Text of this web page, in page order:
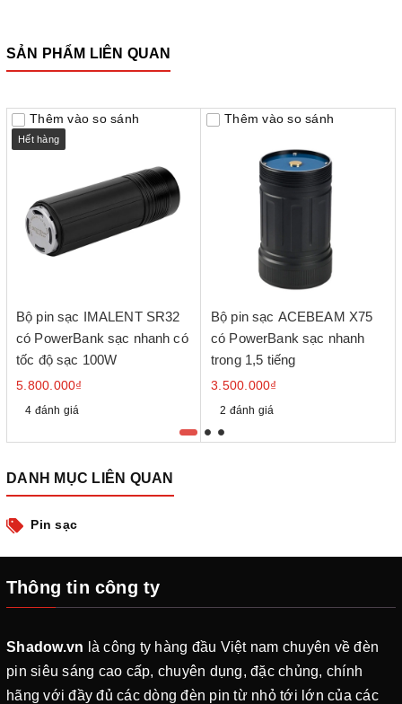
SẢN PHẨM LIÊN QUAN
Thêm vào so sánh
Hết hàng
Bộ pin sạc IMALENT SR32
có PowerBank sạc nhanh có
tốc độ sạc 100W
5.800.000₫
4 đánh giá
Thêm vào so sánh
Bộ pin sạc ACEBEAM X75
có PowerBank sạc nhanh
trong 1,5 tiếng
3.500.000₫
2 đánh giá
DANH MỤC LIÊN QUAN
Pin sạc
Thông tin công ty
Shadow.vn là công ty hàng đầu Việt nam chuyên về đèn
pin siêu sáng cao cấp, chuyên dụng, đặc chủng, chính
hãng với đầy đủ các dòng đèn pin từ nhỏ tới lớn của các